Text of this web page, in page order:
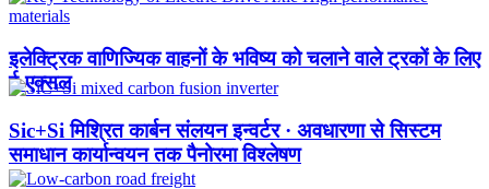
इलेक्ट्रिक वाणिज्यिक वाहनों के भविष्य को चलाने वाले ट्रकों के लिए
ई-एक्सल
Sic+Si मिश्रित कार्बन संलयन इन्वर्टर · अवधारणा से सिस्टम
समाधान कार्यान्वयन तक पैनोरमा विश्लेषण